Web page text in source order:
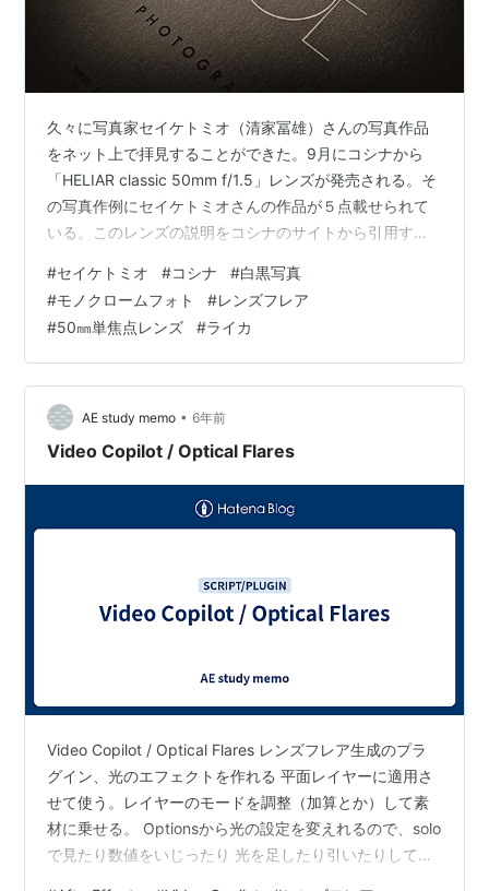
久々に写真家セイケトミオ（清家冨雄）さんの写真作品
をネット上で拝見することができた。9月にコシナから
「HELIAR classic 50mm f/1.5」レンズが発売される。そ
の写真作例にセイケトミオさんの作品が５点載せられて
いる。このレンズの説明をコシナのサイトから引用す
で、F1.5の大口径を実現。現代レンズにないクラシカル
な写りを追求し、あえて各種の収差を表出させる光学設
計を採用しています。飛び道具的ではなく飽きのこない
ボケ味に加え、残存させたコマフレアとレンズへのシン
グルコーティング仕上げにより、極めて個性的な絞り開
放描写が得られます。…
#セイケトミオ #コシナ #白黒写真
#モノクロームフォト #レンズフレア
#50㎜単焦点レンズ #ライカ
AE study memo • 6年前
Video Copilot / Optical Flares
Video Copilot / Optical Flares レンズフレア生成のプラ
グイン、光のエフェクトを作れる 平面レイヤーに適用さ
せて使う。レイヤーのモードを調整（加算とか）して素
材に乗せる。 Optionsから光の設定を変えれるので、solo
で見たり数値をいじったり 光を足したり引いたりしてカ